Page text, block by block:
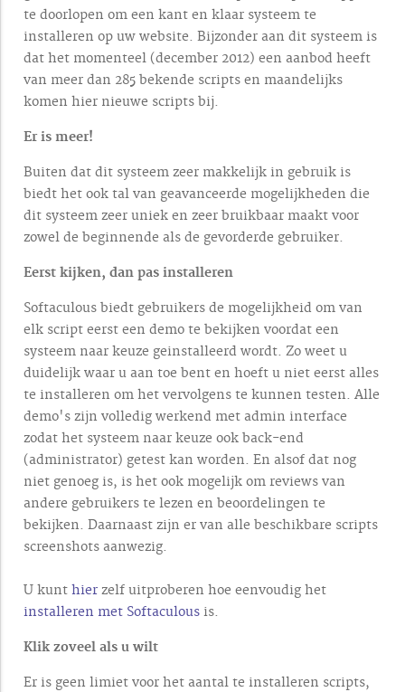
te doorlopen om een kant en klaar systeem te
installeren op uw website. Bijzonder aan dit systeem is
dat het momenteel (december 2012) een aanbod heeft
van meer dan 285 bekende scripts en maandelijks
komen hier nieuwe scripts bij.
Er is meer!
Buiten dat dit systeem zeer makkelijk in gebruik is
biedt het ook tal van geavanceerde mogelijkheden die
dit systeem zeer uniek en zeer bruikbaar maakt voor
zowel de beginnende als de gevorderde gebruiker.
Eerst kijken, dan pas installeren
Softaculous biedt gebruikers de mogelijkheid om van
elk script eerst een demo te bekijken voordat een
systeem naar keuze geinstalleerd wordt. Zo weet u
duidelijk waar u aan toe bent en hoeft u niet eerst alles
te installeren om het vervolgens te kunnen testen. Alle
demo's zijn volledig werkend met admin interface
zodat het systeem naar keuze ook back-end
(administrator) getest kan worden. En alsof dat nog
niet genoeg is, is het ook mogelijk om reviews van
andere gebruikers te lezen en beoordelingen te
bekijken. Daarnaast zijn er van alle beschikbare scripts
screenshots aanwezig.
U kunt hier zelf uitproberen hoe eenvoudig het
installeren met Softaculous is.
Klik zoveel als u wilt
Er is geen limiet voor het aantal te installeren scripts,